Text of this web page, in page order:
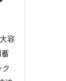
容
蓄
ク